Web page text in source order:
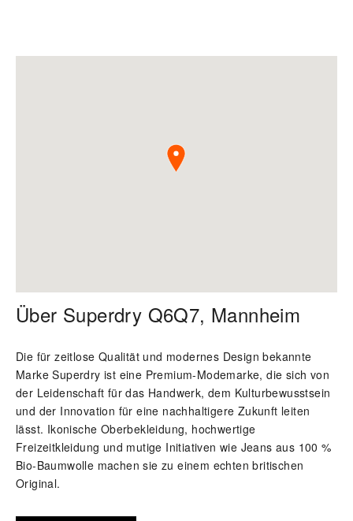
Über Superdry Q6Q7, Mannheim
Die für zeitlose Qualität und modernes Design bekannte
Marke Superdry ist eine Premium-Modemarke, die sich von
der Leidenschaft für das Handwerk, dem Kulturbewusstsein
und der Innovation für eine nachhaltigere Zukunft leiten
lässt. Ikonische Oberbekleidung, hochwertige
Freizeitkleidung und mutige Initiativen wie Jeans aus 100 %
Bio-Baumwolle machen sie zu einem echten britischen
Original.